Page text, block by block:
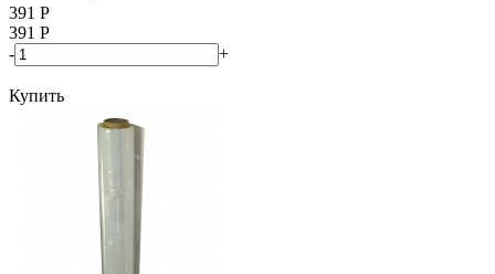
391 Р
391 Р
-
+
Купить